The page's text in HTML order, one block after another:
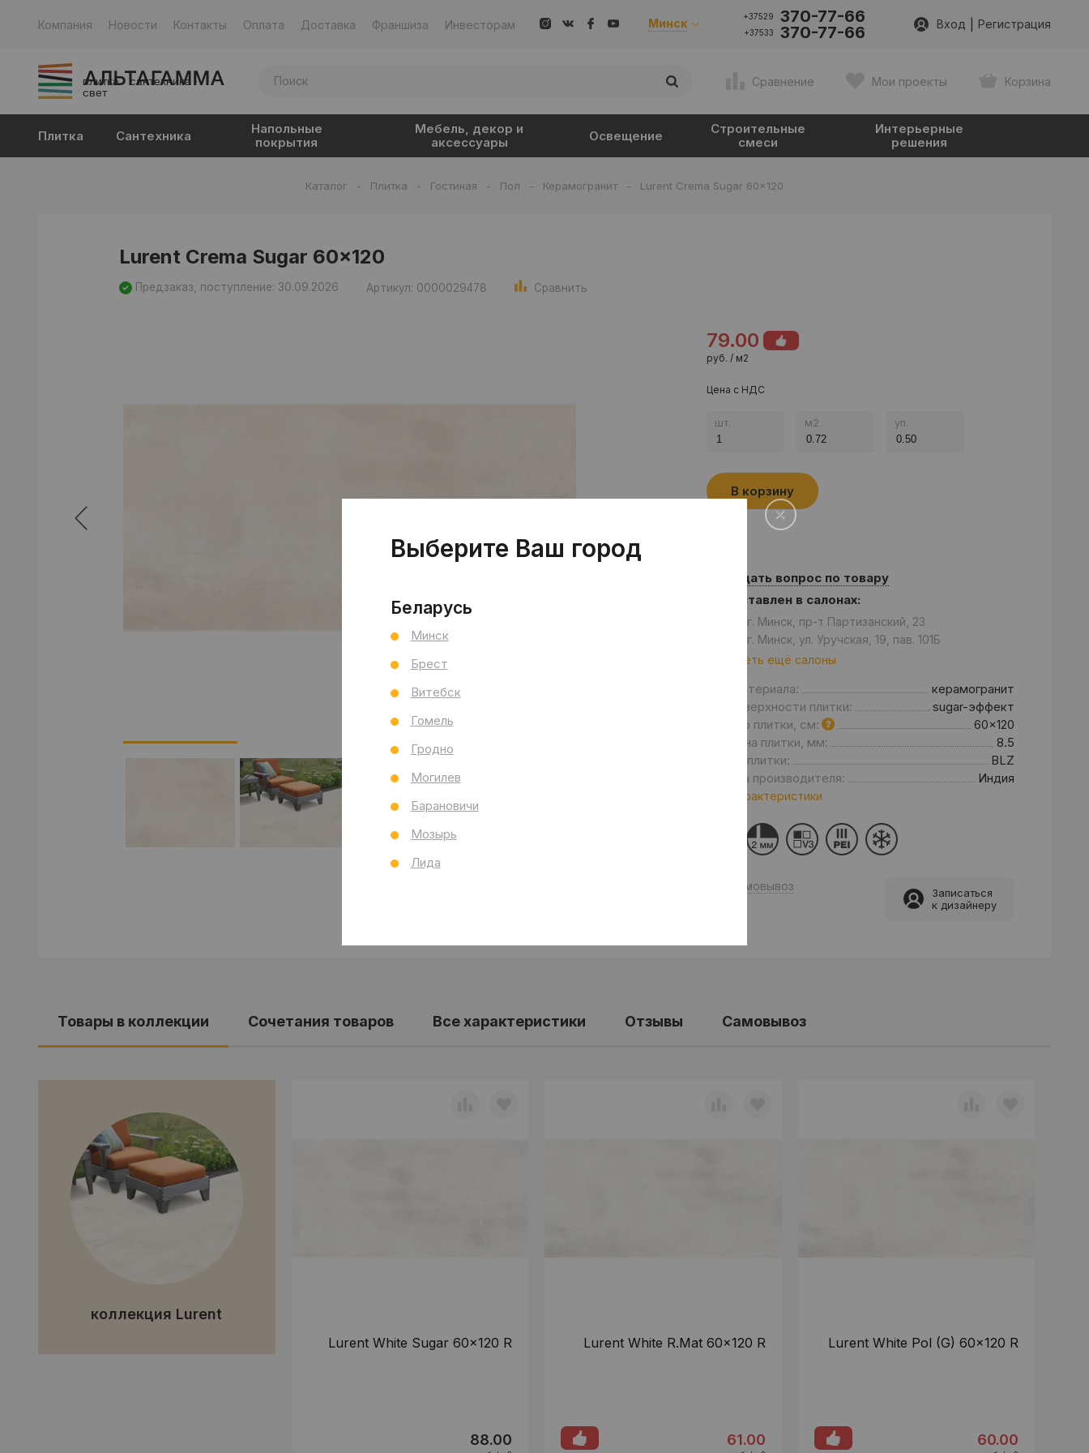
Компания Новости Контакты Оплата Доставка Франшиза Инвесторам Минск +37529 370-77-66
+37533 370-77-66 Вход Регистрация
плитка · сантехника ·
свет
Сравнение Мои проекты Корзина
Плитка Сантехника
Напольные
покрытия
Мебель, декор и
аксессуары
Освещение
Строительные
смеси
Интерьерные
решения
Каталог - Плитка - Гостиная - Пол - Керамогранит - Lurent Crema Sugar 60x120
Lurent Crema Sugar 60x120
Предзаказ, поступление: 30.09.2026 Артикул: 0000029478 Сравнить
79.00
руб. / м2
Цена с НДС
шт. м2 уп.
В корзину
Задать вопрос по товару
Представлен в салонах:
Салон: г. Минск, пр-т Партизанский, 23
Салон: г. Минск, ул. Уручская, 19, пав. 101Б
Смотреть ещё салоны
Вид материала:
керамогранит
Тип поверхности плитки:
sugar-эффект
Размер плитки, см:
60x120
Толщина плитки, мм:
8.5
Бренд плитки:
BLZ
Страна производителя:
Индия
Все характеристики
Самовывоз
Записаться
к дизайнеру
Товары в коллекции
коллекция Lurent
Lurent White Sugar 60x120 R
88.00
Lurent White R.Mat 60x120 R
61.00
Lurent White Pol (G) 60x120 R
60.00
Cочетания товаров Все характеристики Отзывы Самовывоз
Выберите Ваш город
Беларусь
Минск
Брест
Витебск
Гомель
Гродно
Могилев
Барановичи
Мозырь
Лида